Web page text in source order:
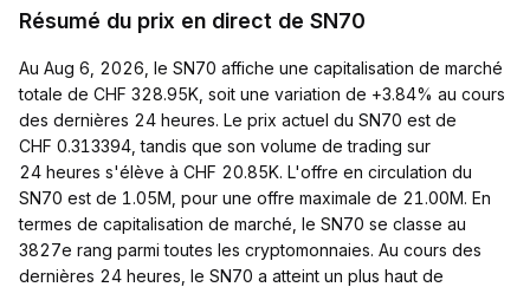
Résumé du prix en direct de SN70
Au Aug 6, 2026, le SN70 affiche une capitalisation de marché
totale de CHF 328.95K, soit une variation de +3.84% au cours
des dernières 24 heures. Le prix actuel du SN70 est de
CHF 0.313394, tandis que son volume de trading sur
24 heures s'élève à CHF 20.85K. L'offre en circulation du
SN70 est de 1.05M, pour une offre maximale de 21.00M. En
termes de capitalisation de marché, le SN70 se classe au
3827e rang parmi toutes les cryptomonnaies. Au cours des
dernières 24 heures, le SN70 a atteint un plus haut de